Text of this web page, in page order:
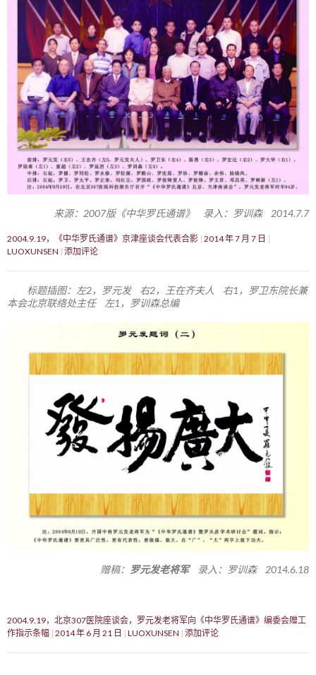
来源：2007版《中华罗氏通谱》 录入：罗训森 2014.7.7
2004.9.19，《中华罗氏通谱》京津座谈会代表合影 2014 年 7 月 7 日
LUOXUNSEN 添加评论
标题插图：左2，罗元发 右2，王在齐夫人 右1，罗卫东院长兼
本会北京联络处主任 左1，罗训森总编
赠稿： 罗元发老将军录入：罗训森 2014.6.18
2004.9.19，北京307医院座谈会，罗元发老将军向《中华罗氏通谱》编委会赠工
作指示条幅 2014 年 6 月 21 日 LUOXUNSEN 添加评论